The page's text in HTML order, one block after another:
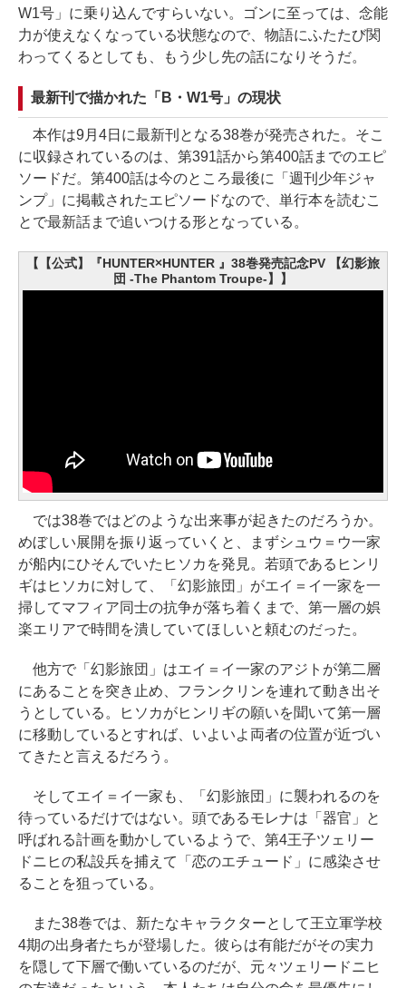
W1号」に乗り込んですらいない。ゴンに至っては、念能
力が使えなくなっている状態なので、物語にふたたび関
わってくるとしても、もう少し先の話になりそうだ。
最新刊で描かれた「B・W1号」の現状
本作は9月4日に最新刊となる38巻が発売された。そこ
に収録されているのは、第391話から第400話までのエピ
ソードだ。第400話は今のところ最後に「週刊少年ジャ
ンプ」に掲載されたエピソードなので、単行本を読むこ
とで最新話まで追いつける形となっている。
【【公式】『HUNTER×HUNTER 』38巻発売記念PV 【幻影旅
団 -The Phantom Troupe-】】
では38巻ではどのような出来事が起きたのだろうか。
めぼしい展開を振り返っていくと、まずシュウ＝ウ一家
が船内にひそんでいたヒソカを発見。若頭であるヒンリ
ギはヒソカに対して、「幻影旅団」がエイ＝イ一家を一
掃してマフィア同士の抗争が落ち着くまで、第一層の娯
楽エリアで時間を潰していてほしいと頼むのだった。
他方で「幻影旅団」はエイ＝イ一家のアジトが第二層
にあることを突き止め、フランクリンを連れて動き出そ
うとしている。ヒソカがヒンリギの願いを聞いて第一層
に移動しているとすれば、いよいよ両者の位置が近づい
てきたと言えるだろう。
そしてエイ＝イ一家も、「幻影旅団」に襲われるのを
待っているだけではない。頭であるモレナは「器官」と
呼ばれる計画を動かしているようで、第4王子ツェリー
ドニヒの私設兵を捕えて「恋のエチュード」に感染させ
ることを狙っている。
また38巻では、新たなキャラクターとして王立軍学校
4期の出身者たちが登場した。彼らは有能だがその実力
を隠して下層で働いているのだが、元々ツェリードニヒ